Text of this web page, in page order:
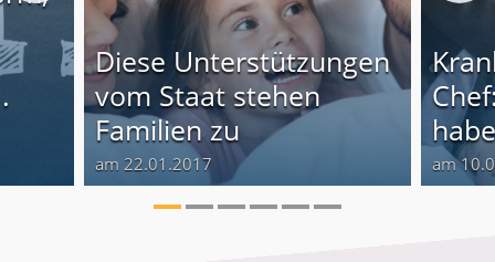
Diese Unterstützungen
vom Staat stehen
Familien zu
am 22.01.2017 am